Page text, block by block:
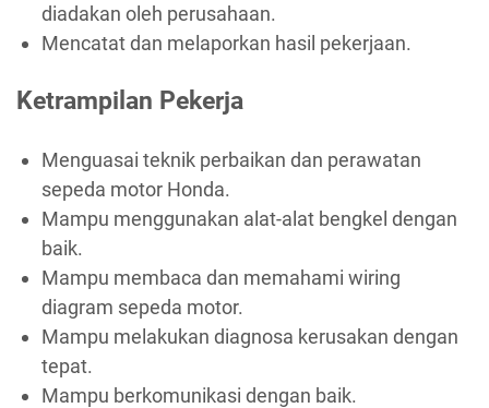
diadakan oleh perusahaan.
Mencatat dan melaporkan hasil pekerjaan.
Ketrampilan Pekerja
Menguasai teknik perbaikan dan perawatan
sepeda motor Honda.
Mampu menggunakan alat-alat bengkel dengan
baik.
Mampu membaca dan memahami wiring
diagram sepeda motor.
Mampu melakukan diagnosa kerusakan dengan
tepat.
Mampu berkomunikasi dengan baik.